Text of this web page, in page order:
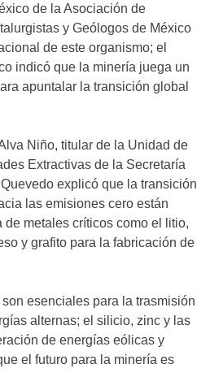
de la Asociación de
y Geólogos de México
de este organismo; el
indicó que la minería juega un
apuntalar la transición global
Niño, titular de la Unidad de
Extractivas de la Secretaría
explicó que la transición
las emisiones cero están
metales críticos como el litio,
y grafito para la fabricación de
esenciales para la trasmisión
alternas; el silicio, zinc y las
de energías eólicas y
el futuro para la minería es